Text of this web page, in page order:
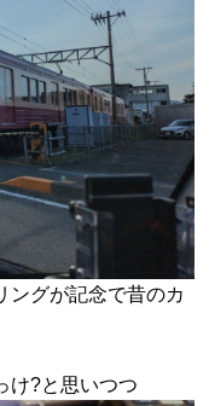
ングが記念で昔のカ
け?と思いつつ